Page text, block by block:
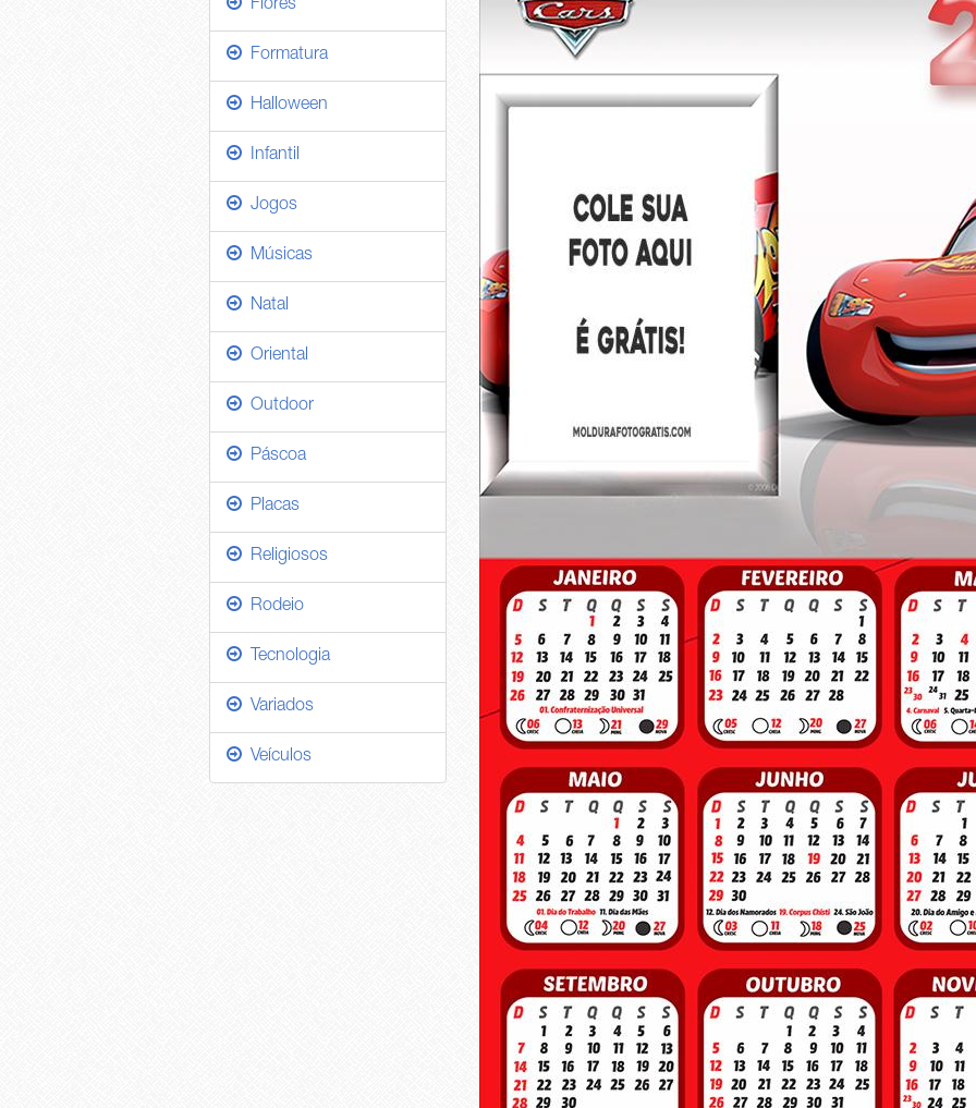
Flores
Formatura
Halloween
Infantil
Jogos
Músicas
Natal
Oriental
Outdoor
Páscoa
Placas
Religiosos
Rodeio
Tecnologia
Variados
Veículos